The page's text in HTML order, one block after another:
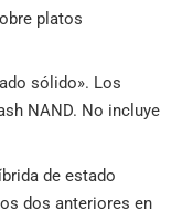
platos
sólido». Los
NAND. No incluye
de estado
dos anteriores en